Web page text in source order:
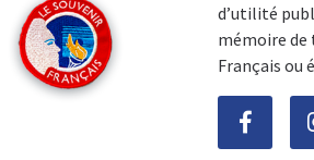
d’utilité
mémoire de
Français ou